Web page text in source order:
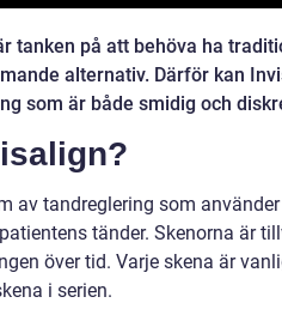
tanken på att behöva ha
alternativ. Därför kan
som är både smidig och
av tandreglering som
tänder. Skenorna är
över tid. Varje skena är
i serien.